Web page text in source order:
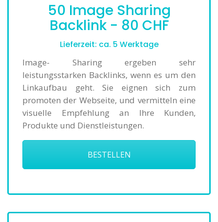
50 Image Sharing
Backlink - 80 CHF
Lieferzeit: ca. 5 Werktage
Image- Sharing ergeben sehr
leistungsstarken Backlinks, wenn es um den
Linkaufbau geht. Sie eignen sich zum
promoten der Webseite, und vermitteln eine
visuelle Empfehlung an Ihre Kunden,
Produkte und Dienstleistungen.
BESTELLEN